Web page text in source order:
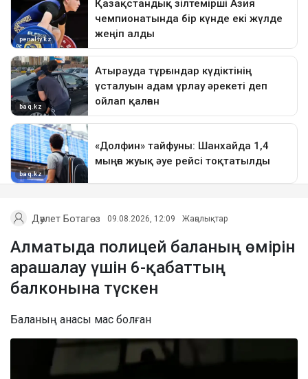
Дәулет Ботагөз 09.08.2026, 12:09 Жаңалықтар
Алматыда полицей баланың өмірін
арашалау үшін 6-қабаттың
балконына түскен
Баланың анасы мас болған